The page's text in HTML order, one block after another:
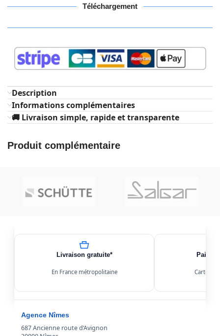
Téléchargement
Description
Informations complémentaires
🚚 Livraison simple, rapide et transparente
Produit complémentaire
Livraison gratuite*
En France métropolitaine Carte,
Agence Nîmes
687 Ancienne route d’Avignon